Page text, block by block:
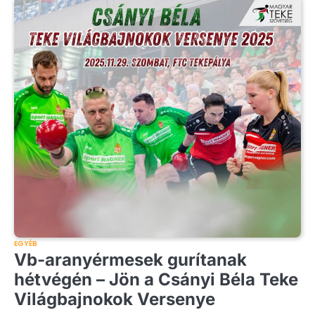
EGYÉB
Vb-aranyérmesek gurítanak
hétvégén – Jön a Csányi Béla Teke
Világbajnokok Versenye